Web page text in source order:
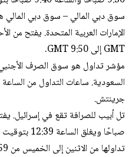
سوق دبي المالي – سوق دبي المالي
GMT إلى 9:50 GMT.
مؤشر تداول هو سوق الصرف الأجنبي
جرينتش.
صباحًا ويغلق